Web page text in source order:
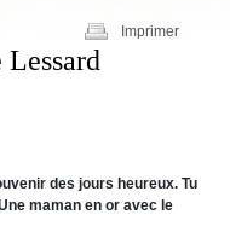
Imprimer
des jours heureux. Tu
maman en or avec le